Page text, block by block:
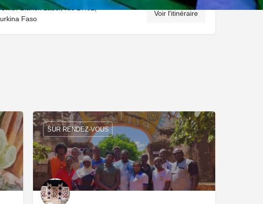
Blanch Label, rue 27.02,
Faso
Voir l'itinéraire
SUR RENDEZ-VOUS